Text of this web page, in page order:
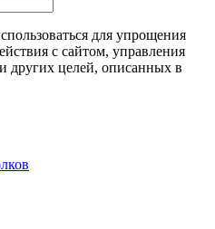
для упрощения
с сайтом, управления
других целей, описанных в